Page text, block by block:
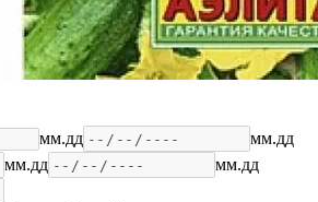
мм.дд
мм.дд
мм.дд
мм.дд